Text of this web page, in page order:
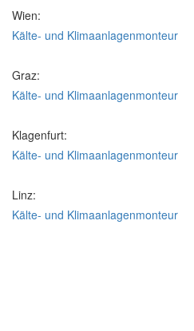
Wien:
Kälte- und Klimaanlagenmonteur
Graz:
Kälte- und Klimaanlagenmonteur
Klagenfurt:
Kälte- und Klimaanlagenmonteur
Linz:
Kälte- und Klimaanlagenmonteur